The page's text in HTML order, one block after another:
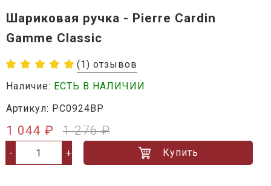
Шариковая ручка - Pierre Cardin
Gamme Classic
(1) отзывов
Наличие: ЕСТЬ В НАЛИЧИИ
Артикул: PC0924BP
1 044 ₽ 1 276 ₽
- + Купить